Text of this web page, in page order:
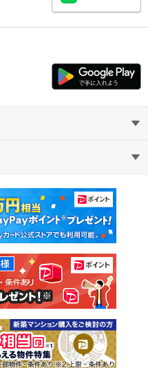
中古マンション
中古一戸建て
土地
教えて！住まいの先生